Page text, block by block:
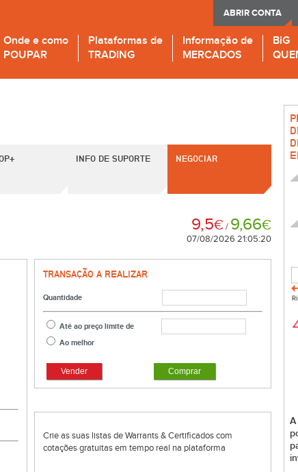
ABRIR CONTA
Onde e como
POUPAR
Plataformas de
TRADING
Informação de
MERCADOS
BiG
INFO DE SUPORTE NEGOCIAR
9,5€/ 9,66€
07/08/2026 21:05:20
TRANSAÇÃO A REALIZAR
Quantidade
Até ao preço limite de
Ao melhor
Vender Comprar
Crie as suas listas de Warrants & Certificados com
cotações gratuitas em tempo real na plataforma